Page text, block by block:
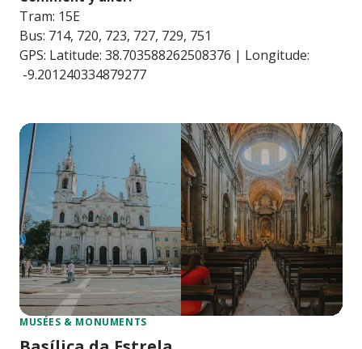
Tram: 15E
Bus: 714, 720, 723, 727, 729, 751
GPS: Latitude: 38.703588262508376 | Longitude:
-9.201240334879277
MUSÉES & MONUMENTS